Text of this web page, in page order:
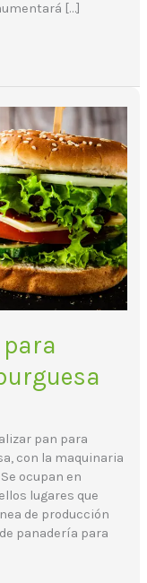
[…]
pan para
con la maquinaria
ocupan en
lugares que
de producción
panadería para